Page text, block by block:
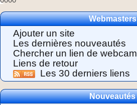
Webmasters
Ajouter un site
Les dernières nouveautés
Chercher un lien de webcam
Liens de retour
Les 30 derniers liens
Nouveautés